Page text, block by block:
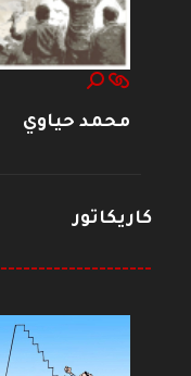
محمد حياوي
كاريكاتور
--------------------